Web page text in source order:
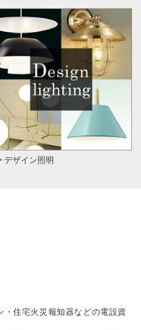
デザイン照明
住宅火災報知器などの電設資